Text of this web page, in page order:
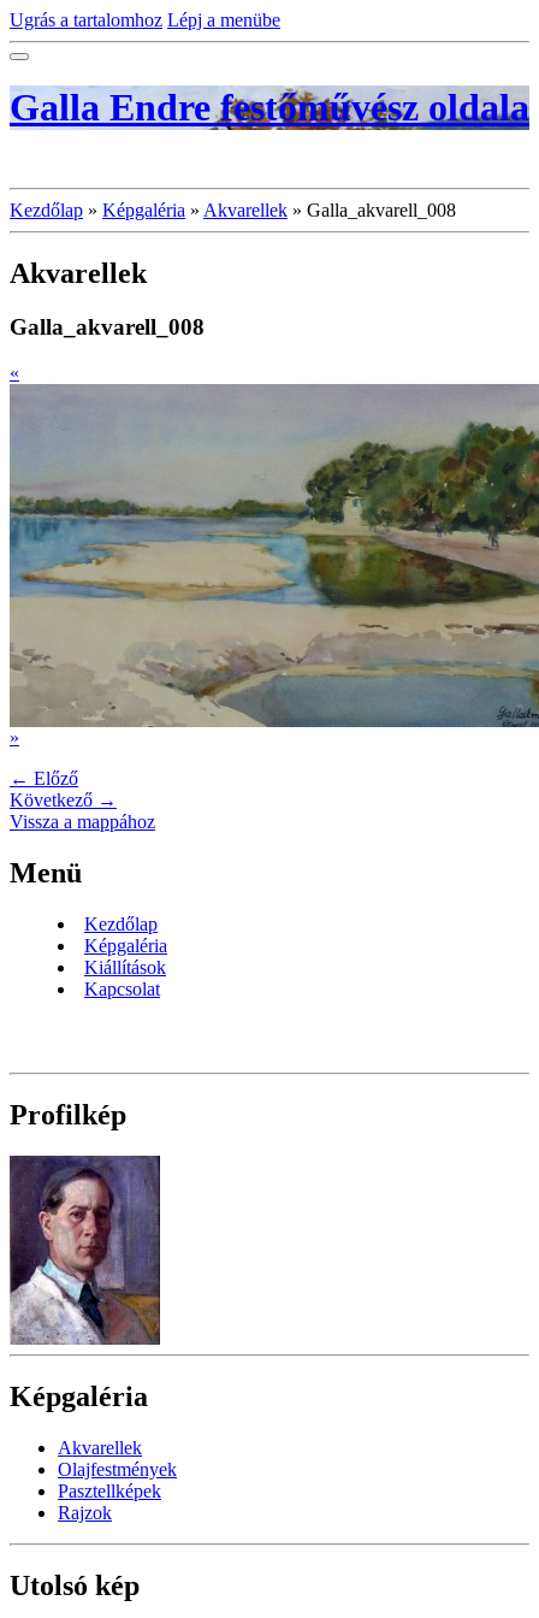
Ugrás a tartalomhoz Lépj a menübe
Galla Endre festőművész oldala
Kezdőlap » Képgaléria » Akvarellek » Galla_akvarell_008
Akvarellek
Galla_akvarell_008
«
»
← Előző
Következő →
Vissza a mappához
Menü
Kezdőlap
Képgaléria
Kiállítások
Kapcsolat
Profilkép
Képgaléria
Akvarellek
Olajfestmények
Pasztellképek
Rajzok
Utolsó kép